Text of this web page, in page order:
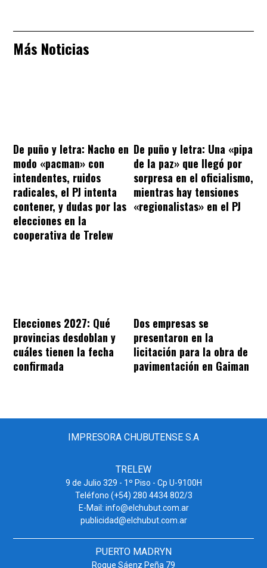
Más Noticias
De puño y letra: Nacho en
modo «pacman» con
intendentes, ruidos
radicales, el PJ intenta
contener, y dudas por las
elecciones en la
cooperativa de Trelew
De puño y letra: Una «pipa
de la paz» que llegó por
sorpresa en el oficialismo,
mientras hay tensiones
«regionalistas» en el PJ
Elecciones 2027: Qué
provincias desdoblan y
cuáles tienen la fecha
confirmada
Dos empresas se
presentaron en la
licitación para la obra de
pavimentación en Gaiman
IMPRESORA CHUBUTENSE S.A
TRELEW
9 de Julio 329 - 1º Piso - Cp U-9100H
Teléfono (+54) 280 4434 802/3
E-Mail: info@elchubut.com.ar
publicidad@elchubut.com.ar
PUERTO MADRYN
Roque Sáenz Peña 79